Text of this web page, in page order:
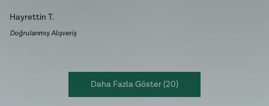
Hayrettin T.
Doğrulanmış Alışveriş
Daha Fazla Göster(20)